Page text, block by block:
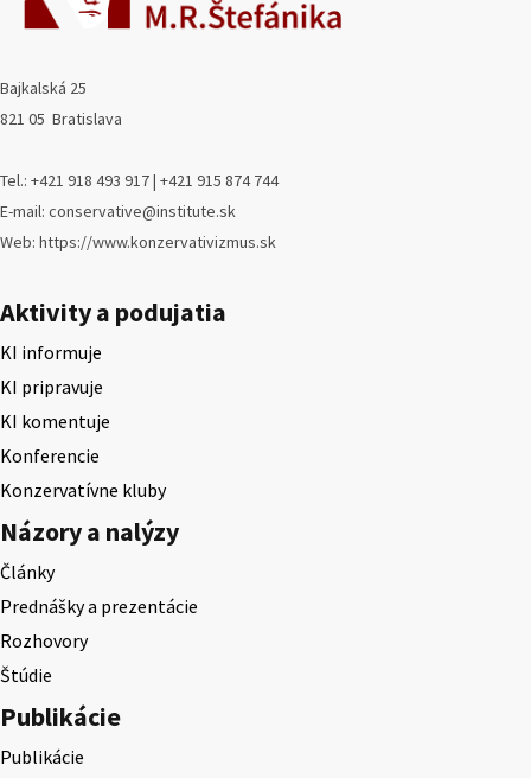
Bajkalská 25
821 05 Bratislava
Tel.: +421 918 493 917 | +421 915 874 744
E-mail: conservative@institute.sk
Web: https://www.konzervativizmus.sk
Aktivity a podujatia
KI informuje
KI pripravuje
KI komentuje
Konferencie
Konzervatívne kluby
Názory a nalýzy
Články
Prednášky a prezentácie
Rozhovory
Štúdie
Publikácie
Publikácie